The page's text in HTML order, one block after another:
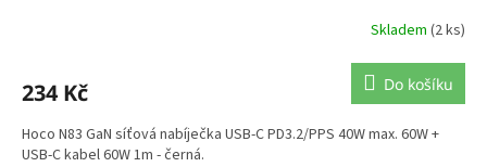
Skladem (2 ks)
234 Kč Do košíku
Hoco N83 GaN síťová nabíječka USB-C PD3.2/PPS 40W max. 60W +
USB-C kabel 60W 1m - černá.